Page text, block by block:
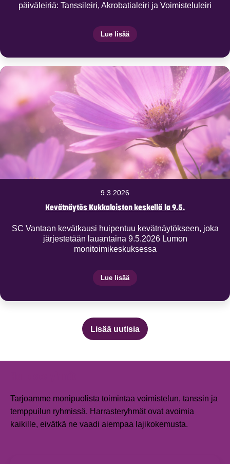
päiväleiriä: Tanssileiri, Akrobatialeiri ja Voimisteluleiri
Lue lisää
9.3.2026
Kevätnäytös Kukkaloiston keskellä la 9.5.
SC Vantaan kevätkausi huipentuu kevätnäytökseen, joka
järjestetään lauantaina 9.5.2026 Lumon
monitoimikeskuksessa
Lue lisää
Lisää uutisia
Tarjoamme monipuolista toimintaa voimistelun, tanssin ja
temppuilun ryhmissä. Harrasteryhmät ovat avoimia
kaikille, eivätkä ne vaadi aiempaa lajikokemusta.